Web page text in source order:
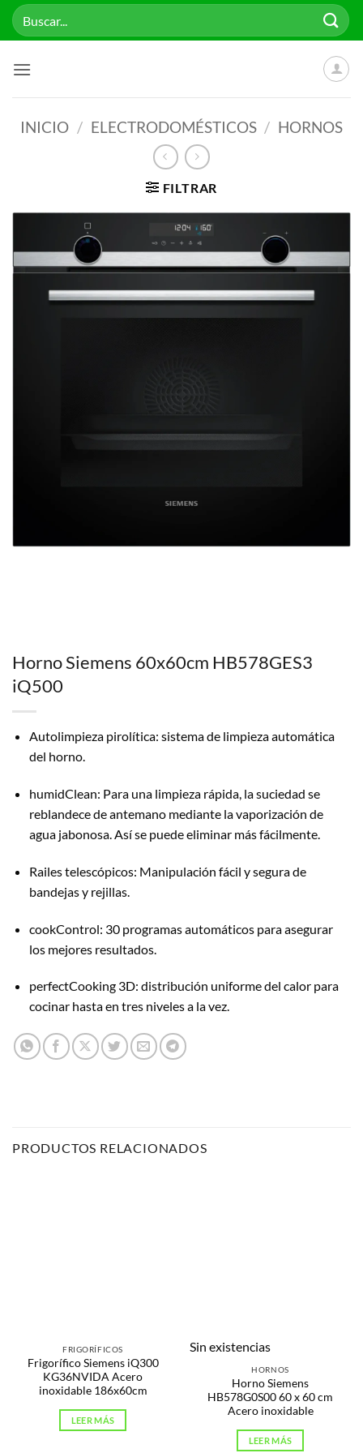
Saltar
Buscar
por:
INICIO / ELECTRODOMÉSTICOS / HORNOS
FILTRAR
Horno Siemens 60x60cm HB578GES3
iQ500
Autolimpieza pirolítica: sistema de limpieza automática
del horno.
humidClean: Para una limpieza rápida, la suciedad se
reblandece de antemano mediante la vaporización de
agua jabonosa. Así se puede eliminar más fácilmente.
Railes telescópicos: Manipulación fácil y segura de
bandejas y rejillas.
cookControl: 30 programas automáticos para asegurar
los mejores resultados.
perfectCooking 3D: distribución uniforme del calor para
cocinar hasta en tres niveles a la vez.
PRODUCTOS RELACIONADOS
FRIGORÍFICOS
Frigorífico Siemens iQ300
KG36NVIDA Acero
inoxidable 186x60cm
LEER MÁS
Sin existencias
HORNOS
Horno Siemens
HB578G0S00 60 x 60 cm
Acero inoxidable
LEER MÁS